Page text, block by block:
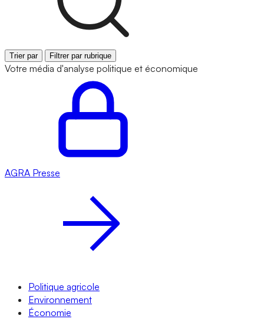
Trier par Filtrer par rubrique
Votre média d'analyse politique et économique
AGRA Presse
Politique agricole
Environnement
Économie